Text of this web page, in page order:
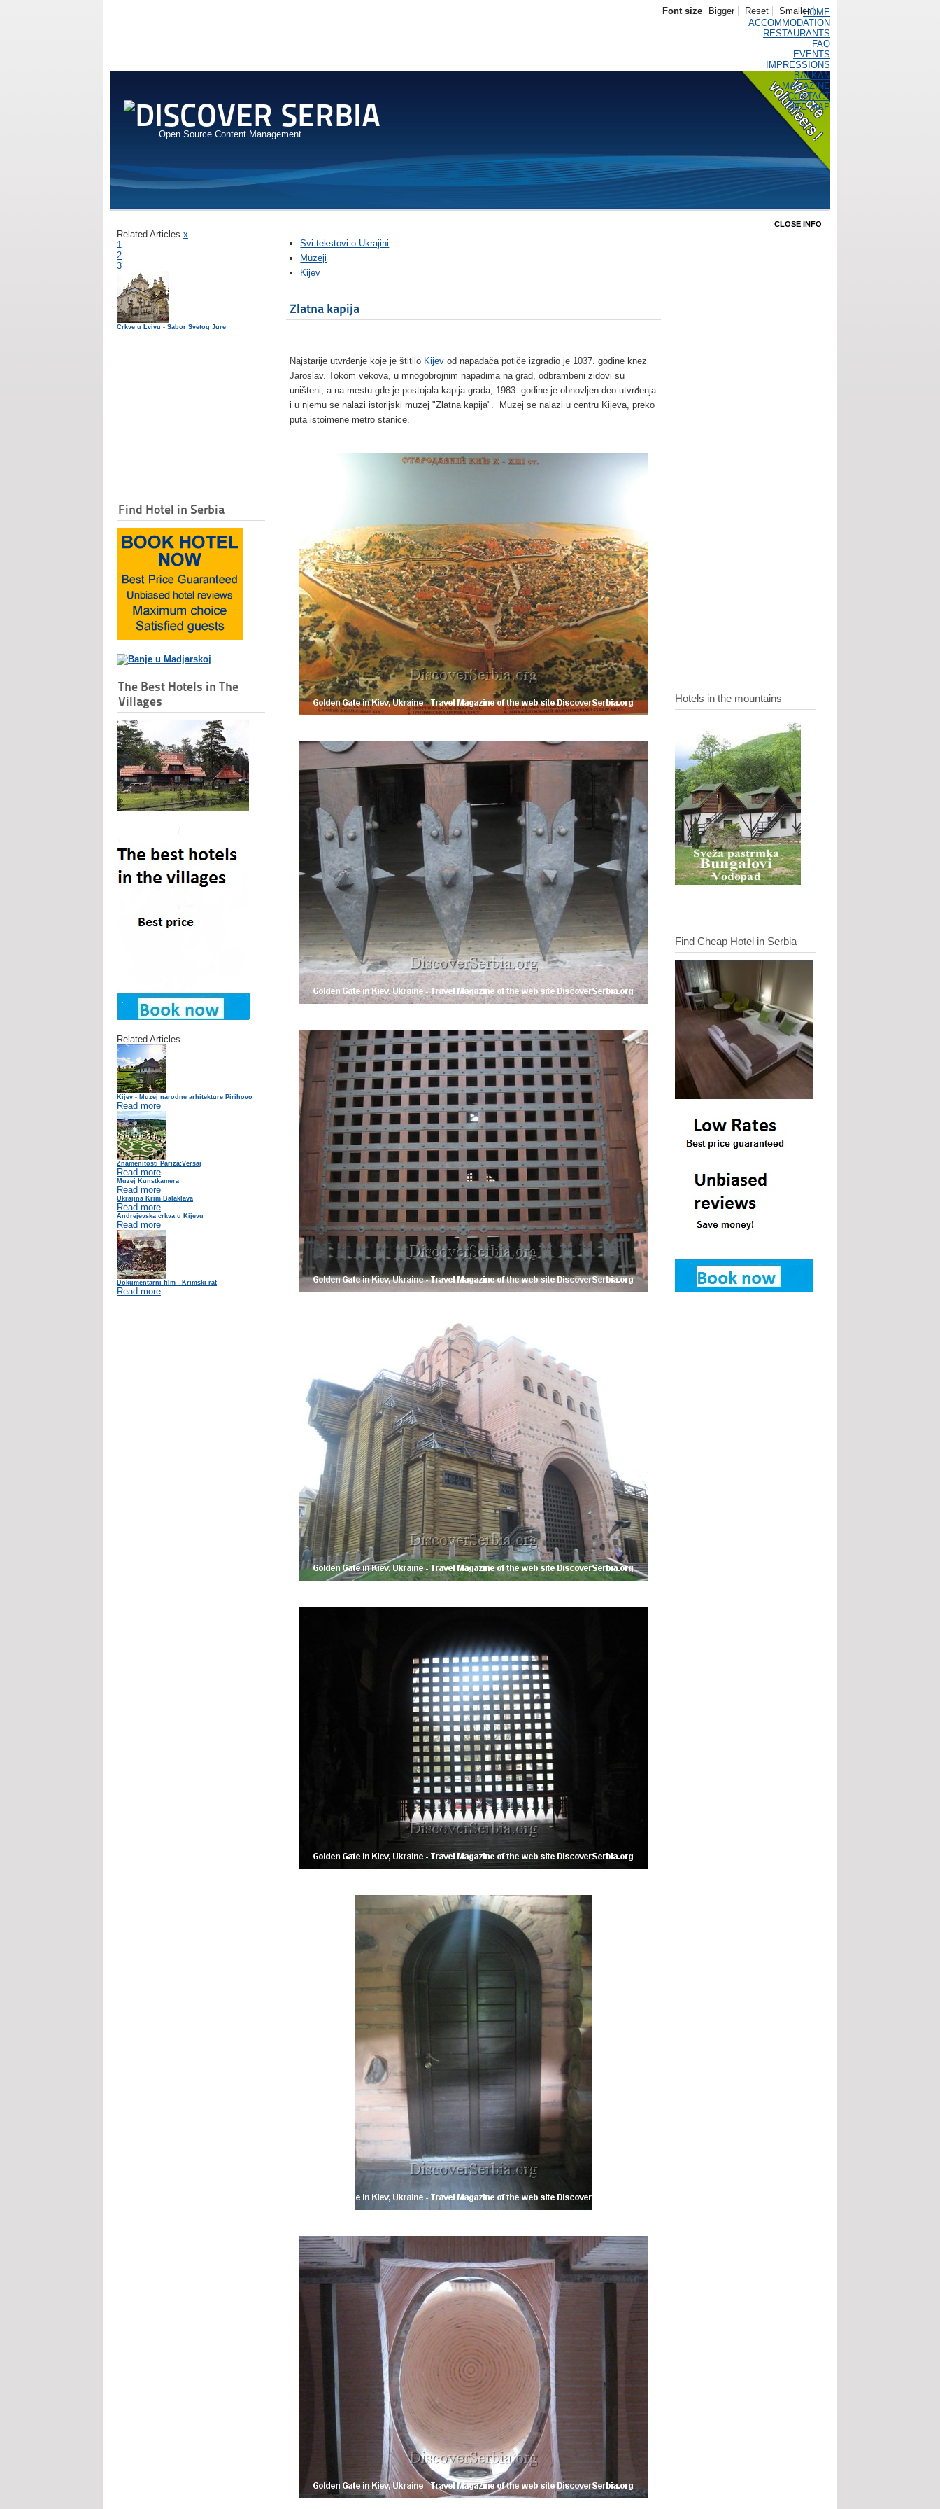
Open Source Content Management
HOME
ACCOMMODATION
RESTAURANTS
FAQ
EVENTS
IMPRESSIONS
BALKAN
MAGAZINE
CONTACT
SITE MAP
Font size Bigger Reset Smaller
Related Articles x
1
2
3
Crkve u Lvivu - Sabor Svetog Jure
Find Hotel in Serbia
The Best Hotels in The
Villages
Related Articles
Kijev - Muzej narodne arhitekture Pirihovo
Read more
Znamenitosti Pariza:Versaj
Read more
Muzej Kunstkamera
Read more
Ukrajina Krim Balaklava
Read more
Andrejevska crkva u Kijevu
Read more
Dokumentarni film - Krimski rat
Read more
Svi tekstovi o Ukrajini
Muzeji
Kijev
Zlatna kapija
Najstarije utvrđenje koje je štitilo Kijev od napadača potiče izgradio je 1037. godine knez
Jaroslav. Tokom vekova, u mnogobrojnim napadima na grad, odbrambeni zidovi su
uništeni, a na mestu gde je postojala kapija grada, 1983. godine je obnovljen deo utvrđenja
i u njemu se nalazi istorijski muzej "Zlatna kapija". Muzej se nalazi u centru Kijeva, preko
puta istoimene metro stanice.
CLOSE INFO
Hotels in the mountains
Find Cheap Hotel in Serbia